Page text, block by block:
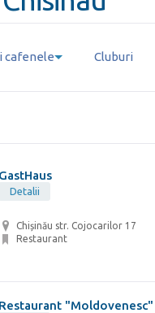
cafenele Cluburi
GastHaus
Detalii
Chișinău str. Cojocarilor 17
Restaurant
Restaurant "Moldovenesc"